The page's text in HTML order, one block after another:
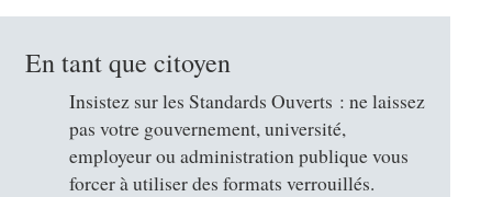
En tant que citoyen
Insistez sur les Standards Ouverts : ne laissez
pas votre gouvernement, université,
employeur ou administration publique vous
forcer à utiliser des formats verrouillés.